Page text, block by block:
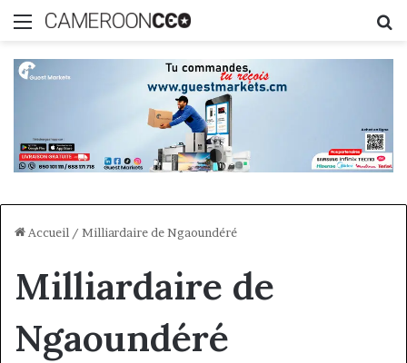
Menu
Accueil / Milliardaire de Ngaoundéré
Milliardaire de
Ngaoundéré